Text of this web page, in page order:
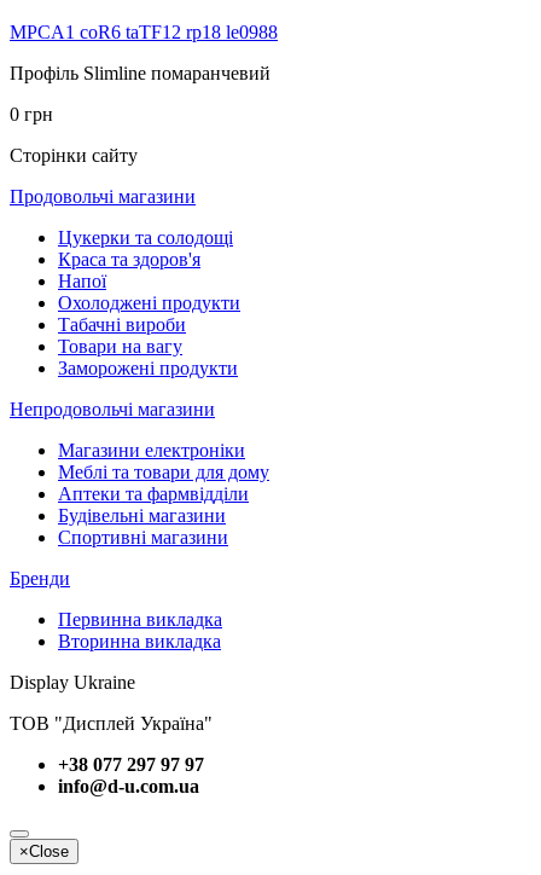
MPCA1 coR6 taTF12 rp18 le0988
Профіль Slimline помаранчевий
0 грн
Сторінки сайту
Продовольчі магазини
Цукерки та солодощі
Краса та здоров'я
Напої
Охолоджені продукти
Табачні вироби
Товари на вагу
Заморожені продукти
Непродовольчі магазини
Магазини електроніки
Меблі та товари для дому
Аптеки та фармвідділи
Будівельні магазини
Спортивні магазини
Бренди
Первинна викладка
Вторинна викладка
Display Ukraine
ТОВ "Дисплей Україна"
+38 077 297 97 97
info@d-u.com.ua
×Close